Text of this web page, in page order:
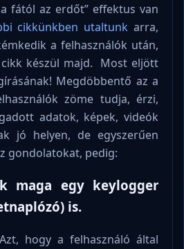
fától az erdőt” effektus van
cikkünkben utaltunk arra,
a felhasználók után,
készül majd. Most eljött
Megdöbbentő az a
zöme tudja, érzi,
adatok, képek, videók
jó helyen, de egyszerűen
gondolatokat, pedig:
maga egy keylogger
is.
hogy a felhasználó által